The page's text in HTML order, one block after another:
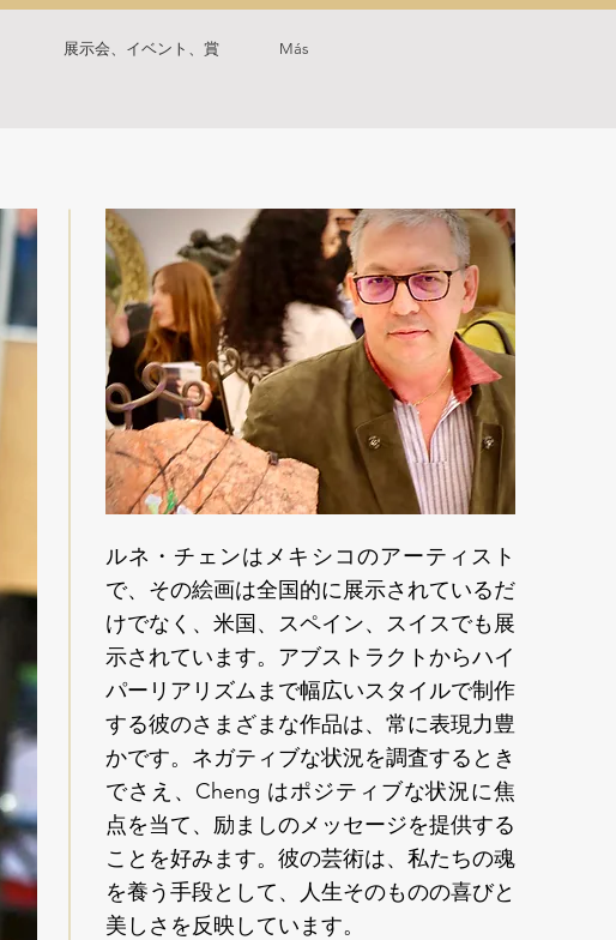
展示会、イベント、賞 Más
ルネ・チェンはメキシコのアーティスト
で、その絵画は全国的に展示されているだ
けでなく、米国、スペイン、スイスでも展
示されています。アブストラクトからハイ
パーリアリズムまで幅広いスタイルで制作
する彼のさまざまな作品は、常に表現力豊
かです。ネガティブな状況を調査するとき
でさえ、Cheng はポジティブな状況に焦
点を当て、励ましのメッセージを提供する
ことを好みます。彼の芸術は、私たちの魂
を養う手段として、人生そのものの喜びと
美しさを反映しています。